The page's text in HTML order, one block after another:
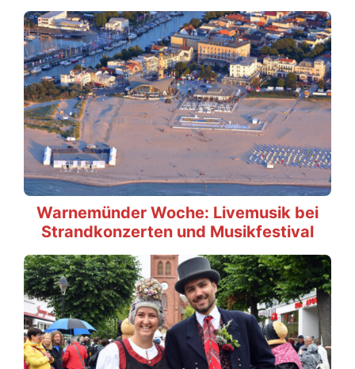
Warnemünder Woche: Livemusik bei
Strandkonzerten und Musikfestival